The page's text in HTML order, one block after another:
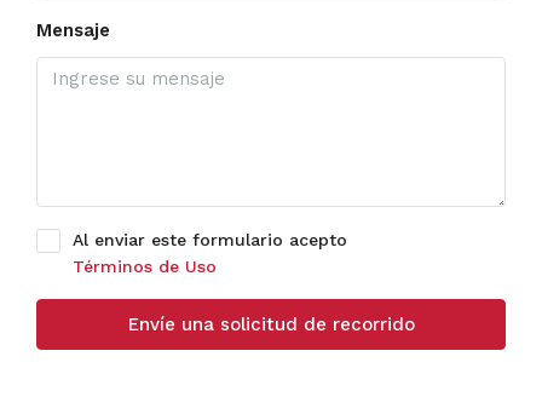
Mensaje
Al enviar este formulario acepto
Términos de Uso
Envíe una solicitud de recorrido